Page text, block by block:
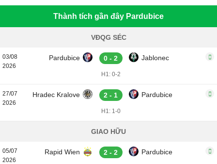
Thành tích gần đây Pardubice
VĐQG SÉC
03/08
2026
Pardubice 0 - 2 Jablonec
H1: 0-2
27/07
2026
Hradec Kralove 2 - 1 Pardubice
H1: 1-0
GIAO HỮU
05/07
2026
Rapid Wien 2 - 2 Pardubice